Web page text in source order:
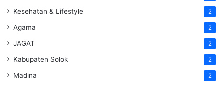
Kesehatan & Lifestyle 2
Agama 2
JAGAT 2
Kabupaten Solok 2
Madina 2